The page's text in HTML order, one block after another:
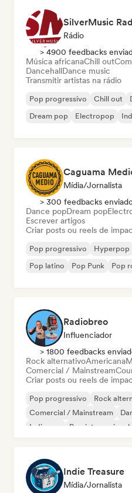
SilverMusic
Rádio
> 4900 feedbacks
Música africanaChill out
DancehallDance music
Transmitir artistas na rádio
Pop progressivo Chill out
Dream pop
Electropop
Caguama
Mídia/Jornalista
> 300 feedbacks
Dance popDream pop
Escrever artigos
Criar posts ou reels de
Pop progressivo Hyperpop
Pop latino
Pop Punk Pop
Radiobreo
Influenciador
> 1800 feedbacks
Rock alternativoAmericana
Comercial / Mainstream
Criar posts ou reels de
Pop progressivo
Rock
Comercial / Mainstream
Indie pop
Pop internacional
Indie Treasure
Mídia/Jornalista